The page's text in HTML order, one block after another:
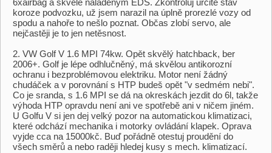
6xairbag a skvěle naladěným EDS. Zkontroluj určitě stav
koroze podvozku, už jsem narazil na úplně prorezlé vozy od
spodu a nahoře to nešlo poznat. Občas zlobí servo, ale
nejčastěji je to jen netěsnost.
2. VW Golf V 1.6 MPI 74kw. Opět skvělý hatchback, ber
2006+. Golf je lépe odhlučněný, má skvělou antikorozní
ochranu i bezproblémovou elektriku. Motor není žádný
chudáček a v porovnání s HTP budeš opět "v sedmém nebi".
Co je sranda, s 1.6 MPI se dá na okreskách jezdit do 6l, takže
výhoda HTP opravdu není ani ve spotřebě ani v ničem jiném.
U Golfu V si jen dej velký pozor na automatickou klimatizaci,
které odchází mechanika i motorky ovládání klapek. Oprava
vyjde cca na 15000kč. Buď pořádně otestuj proudění do
všech směrů a nebo raději hledej kusy s mech. klimatizací.